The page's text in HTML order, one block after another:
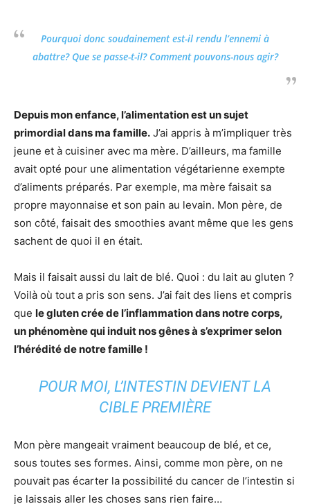
Pourquoi donc soudainement est-il rendu l’ennemi à
abattre? Que se passe-t-il? Comment pouvons-nous agir?
Depuis mon enfance, l’alimentation est un sujet
primordial dans ma famille. J’ai appris à m’impliquer très
jeune et à cuisiner avec ma mère. D’ailleurs, ma famille
avait opté pour une alimentation végétarienne exempte
d’aliments préparés. Par exemple, ma mère faisait sa
propre mayonnaise et son pain au levain. Mon père, de
son côté, faisait des smoothies avant même que les gens
sachent de quoi il en était.
Mais il faisait aussi du lait de blé. Quoi : du lait au gluten ?
Voilà où tout a pris son sens. J’ai fait des liens et compris
que le gluten crée de l’inflammation dans notre corps,
un phénomène qui induit nos gênes à s’exprimer selon
l’hérédité de notre famille !
POUR MOI, L’INTESTIN DEVIENT LA
CIBLE PREMIÈRE
Mon père mangeait vraiment beaucoup de blé, et ce,
sous toutes ses formes. Ainsi, comme mon père, on ne
pouvait pas écarter la possibilité du cancer de l’intestin si
je laissais aller les choses sans rien faire…